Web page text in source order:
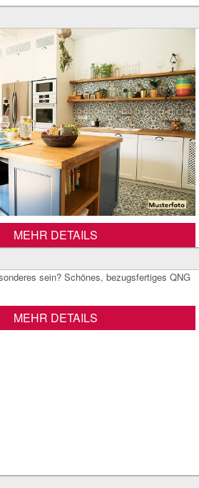
MEHR DETAILS
MEHR DETAILS